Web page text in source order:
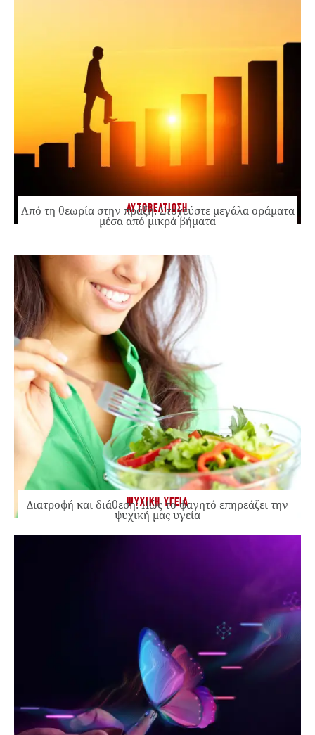
ΑΥΤΟΒΕΛΤΙΩΣΗ
Από τη θεωρία στην πράξη: Στοχεύστε μεγάλα οράματα
μέσα από μικρά βήματα
ΨΥΧΙΚΗ ΥΓΕΙΑ
Διατροφή και διάθεση: Πώς το φαγητό επηρεάζει την
ψυχική μας υγεία